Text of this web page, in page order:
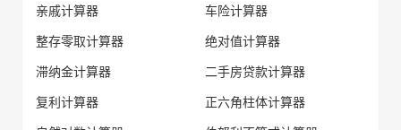
亲戚计算器
车险计算器
整存零取计算器
绝对值计算器
滞纳金计算器
二手房贷款计算器
复利计算器
正六角柱体计算器